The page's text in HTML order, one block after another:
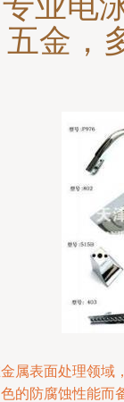
五金，
属表面处理领域
的防腐蚀性能而